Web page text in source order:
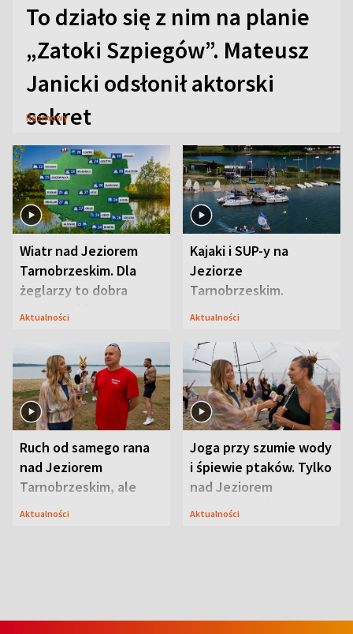
To działo się z nim na planie
„Zatoki Szpiegów”. Mateusz
Janicki odsłonił aktorski
sekret
Rozmowy
Wiatr nad Jeziorem
Tarnobrzeskim. Dla
żeglarzy to dobra
wiadomość
Aktualności
Kajaki i SUP-y na
Jeziorze
Tarnobrzeskim.
Przyrodnicy zwracają
Aktualności
Ruch od samego rana
nad Jeziorem
Tarnobrzeskim, ale
ważna jest jedna
Aktualności
Joga przy szumie wody
i śpiewie ptaków. Tylko
nad Jeziorem
Tarnobrzeskim
Aktualności